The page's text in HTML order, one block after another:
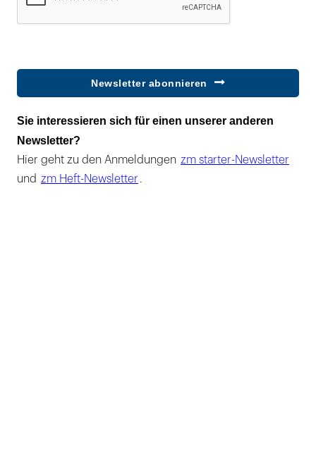
Newsletter abonnieren
Sie interessieren sich für einen unserer anderen
Newsletter?
Hier geht zu den Anmeldungen zm starter-Newsletter
und zm Heft-Newsletter .